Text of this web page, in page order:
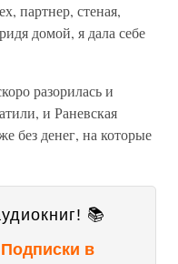
партнер, стеная,
домой, я дала себе
разорилась и
и Раневская
без денег, на которые
📚
в